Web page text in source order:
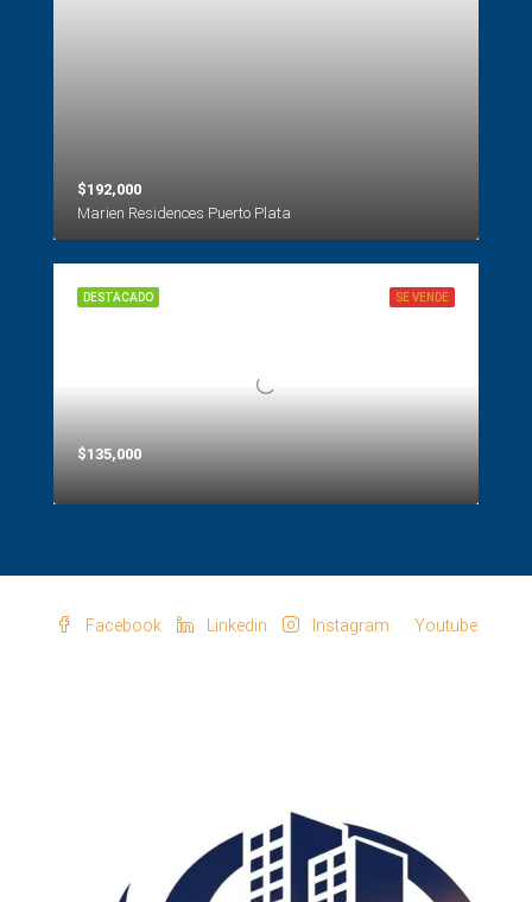
$192,000
Marien Residences Puerto Plata
SE VENDE
DESTACADO
$135,000
Facebook Linkedin Instagram Youtube